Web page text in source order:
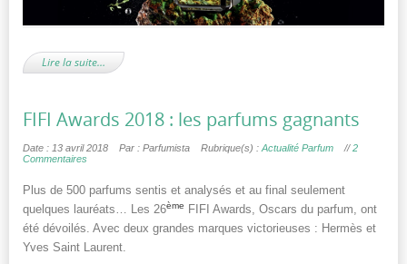
Lire la suite…
FIFI Awards 2018 : les parfums gagnants
Date : 13 avril 2018 Par : Parfumista Rubrique(s) : Actualité Parfum //2
Commentaires
Plus de 500 parfums sentis et analysés et au final seulement
quelques lauréats… Les 26ème
FIFI Awards, Oscars du parfum, ont
été dévoilés. Avec deux grandes marques victorieuses : Hermès et
Yves Saint Laurent.